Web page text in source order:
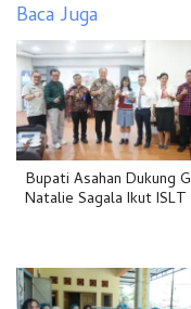
Baca Juga
Bupati Asahan Dukung
Natalie Sagala Ikut ISLT